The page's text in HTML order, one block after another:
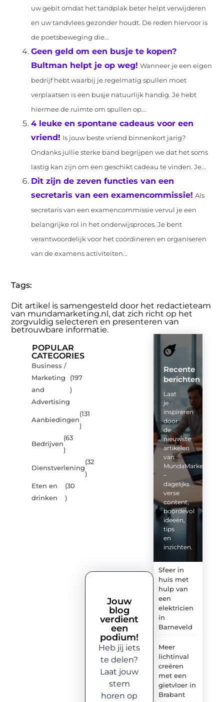
uw gebit omdat het tandplak beter helpt verwijderen
en uw tandvlees gezonder houdt. De reden hiervoor is
de poetsbeweging die...
Geen geld om een busje te kopen?
Bultman helpt je op weg! Wanneer je een eigen
bedrijf hebt waarbij je regelmatig spullen moet
verplaatsen is een busje natuurlijk handig. Je hebt
hiermee de ruimte om spullen op...
4 leuke en spontane cadeaus voor een
vriend! Is jouw beste vriend binnenkort jarig?
Ondanks jullie sterke band begrijpen we dat het soms
lastig kan zijn om een geschikt cadeau te vinden. Je...
Dit zijn de zeven functies van een
secretaris van een examencommissie! Als
secretaris van een examencommissie vervul je een
belangrijke rol in het onderwijsproces. Je bent
verantwoordelijk voor het coördineren en organiseren
van de examens activiteiten...
Tags:
Dit artikel is samengesteld door het redactieteam
van mundamarketing.nl, dat zich richt op het
zorgvuldig selecteren en presenteren van
betrouwbare informatie.
POPULAR
CATEGORIES
Business /
Marketing
and
Advertising
(197
)
Aanbiedingen
(131
)
Bedrijven
(63
)
Dienstverlening
(32
)
Eten en
drinken
(30
)
Recente
berichten
Laat
je
inspireren
door
de
nieuwste
artikelen
van
MundaMarketing.nl
–
dagelijks
verse
content,
boordevol
ideeën,
tips
en
inzichten.
Sfeer in
huis met
hulp van
een
elektricien
in
Barneveld
Meer
lichtinval
creëren
met een
gietvloer in
Brabant
Jouw
blog
verdient
een
podium!
Heb jij iets
te delen?
Laat jouw
stem
horen op